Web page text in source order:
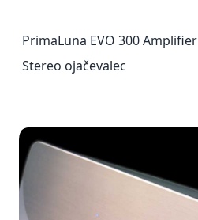
PrimaLuna EVO 300 Amplifier
Stereo ojačevalec